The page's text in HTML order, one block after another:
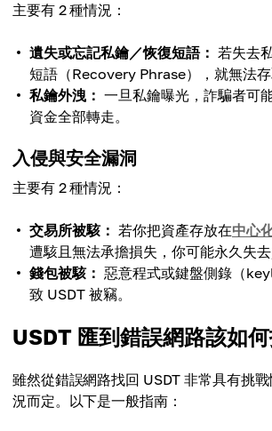
主要有 2 種情況：
遺失或忘記私鑰／恢復短語： 若失去
短語（Recovery Phrase），就無法存
私鑰外洩： 一旦私鑰曝光，詐騙者可
資金全部轉走。
入侵與安全漏洞
主要有 2 種情況：
交易所被駭： 若你把資產存放在中心
遭駭且無法承擔損失，你可能永久失去
錢包被駭： 惡意程式或鍵盤側錄（
致 USDT 被竊。
USDT 匯到錯誤網路該如何
雖然從錯誤網路找回 USDT 非常具有挑
況而定。以下是一般指南：